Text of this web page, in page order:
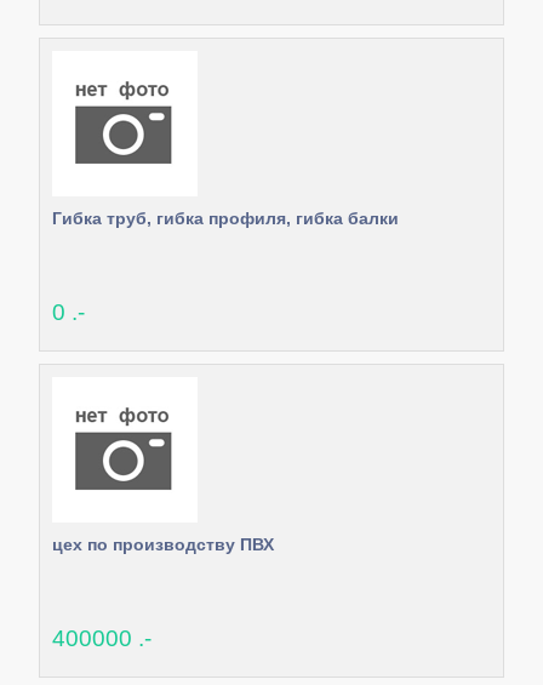
Гибка труб, гибка профиля, гибка балки
0 .-
цех по производству ПВХ
400000 .-